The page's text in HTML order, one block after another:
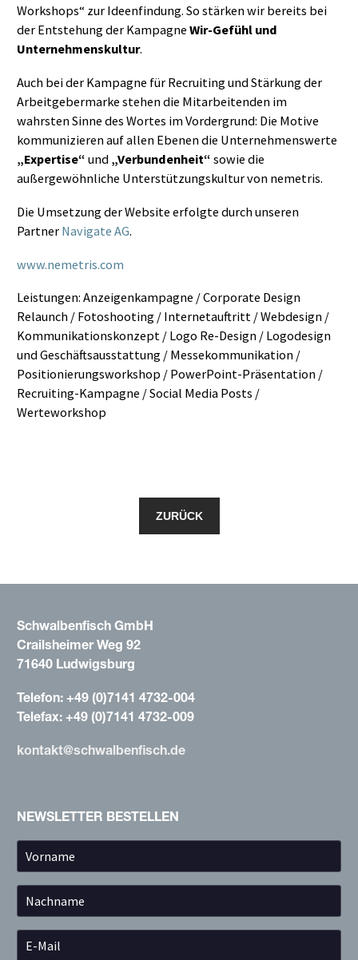
Workshops“ zur Ideenfindung. So stärken wir bereits bei
der Entstehung der Kampagne Wir-Gefühl und
Unternehmenskultur.
Auch bei der Kampagne für Recruiting und Stärkung der
Arbeitgebermarke stehen die Mitarbeitenden im
wahrsten Sinne des Wortes im Vordergrund: Die Motive
kommunizieren auf allen Ebenen die Unternehmenswerte
„Expertise“ und „Verbundenheit“ sowie die
außergewöhnliche Unterstützungskultur von nemetris.
Die Umsetzung der Website erfolgte durch unseren
Partner Navigate AG.
www.nemetris.com
Leistungen: Anzeigenkampagne / Corporate Design
Relaunch / Fotoshooting / Internetauftritt / Webdesign /
Kommunikationskonzept / Logo Re-Design / Logodesign
und Geschäftsausstattung / Messekommunikation /
Positionierungsworkshop / PowerPoint-Präsentation /
Recruiting-Kampagne / Social Media Posts /
Werteworkshop
ZURÜCK
Schwalbenfisch GmbH
Crailsheimer Weg 92
71640 Ludwigsburg
Telefon: +49 (0)7141 4732-004
Telefax: +49 (0)7141 4732-009
kontakt@schwalbenfisch.de
NEWSLETTER BESTELLEN